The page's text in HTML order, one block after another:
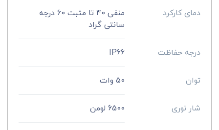
دمای کارکرد
منفی 40 تا مثبت 60 درجه
سانتی گراد
درجه حفاظت IP66
توان 50 وات
شار نوری 6500 لومن